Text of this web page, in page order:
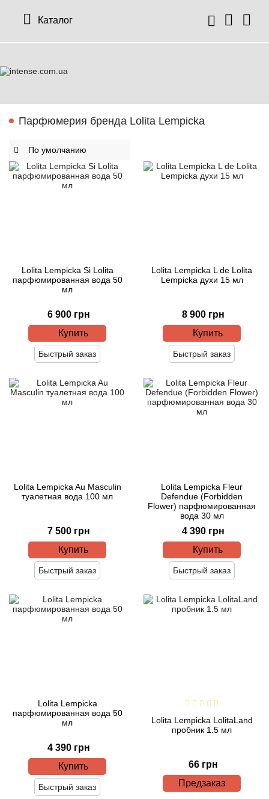
Каталог
Парфюмерия бренда Lolita Lempicka
Lolita Lempicka Si Lolita
парфюмированная вода 50
мл
6 900 грн
Купить
Быстрый заказ
Lolita Lempicka L de Lolita
Lempicka духи 15 мл
8 900 грн
Купить
Быстрый заказ
Lolita Lempicka Au Masculin
туалетная вода 100 мл
7 500 грн
Купить
Быстрый заказ
Lolita Lempicka Fleur
Defendue (Forbidden
Flower) парфюмированная
вода 30 мл
4 390 грн
Купить
Быстрый заказ
Lolita Lempicka
парфюмированная вода 50
мл
4 390 грн
Купить
Быстрый заказ
Lolita Lempicka LolitaLand
пробник 1.5 мл
66 грн
Предзаказ